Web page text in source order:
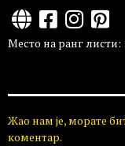
Место на ранг листи:
Жао нам је, морате
коментар.